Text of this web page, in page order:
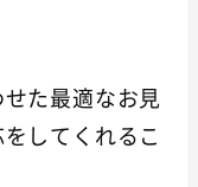
た最適なお見
してくれるこ